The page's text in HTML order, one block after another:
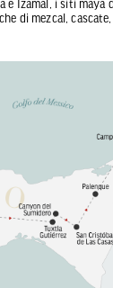
Izamal, i siti maya
di mezcal, cascate,